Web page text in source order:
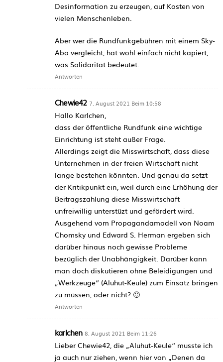
Desinformation zu erzeugen, auf Kosten von
vielen Menschenleben.
Aber wer die Rundfunkgebühren mit einem Sky-
Abo vergleicht, hat wohl einfach nicht kapiert,
was Solidarität bedeutet.
Antworten
Chewie42 7. August 2021 Beim 10:58
Hallo Karlchen,
dass der öffentliche Rundfunk eine wichtige
Einrichtung ist steht außer Frage.
Allerdings zeigt die Misswirtschaft, dass diese
Unternehmen in der freien Wirtschaft nicht
lange bestehen könnten. Und genau da setzt
der Kritikpunkt ein, weil durch eine Erhöhung der
Beitragszahlung diese Misswirtschaft
unfreiwillig unterstüzt und gefördert wird.
Ausgehend vom Propagandamodell von Noam
Chomsky und Edward S. Herman ergeben sich
darüber hinaus noch gewisse Probleme
bezüglich der Unabhängigkeit. Darüber kann
man doch diskutieren ohne Beleidigungen und
„Werkzeuge“ (Aluhut-Keule) zum Einsatz bringen
zu müssen, oder nicht? 🙂
Antworten
karlchen 8. August 2021 Beim 11:26
Lieber Chewie42, die „Aluhut-Keule“ musste ich
ja auch nur ziehen, wenn hier von „Denen da